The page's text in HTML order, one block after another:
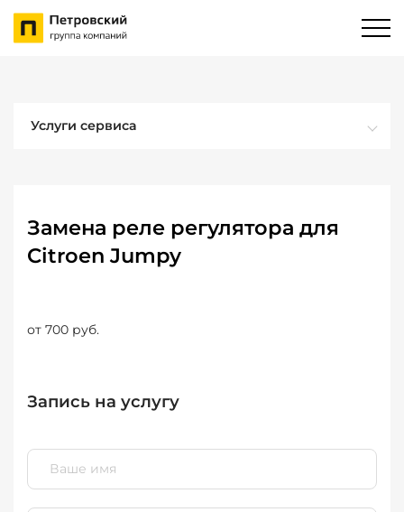
Услуги сервиса
Замена реле регулятора для
Citroen Jumpy
от 700 руб.
Запись на услугу